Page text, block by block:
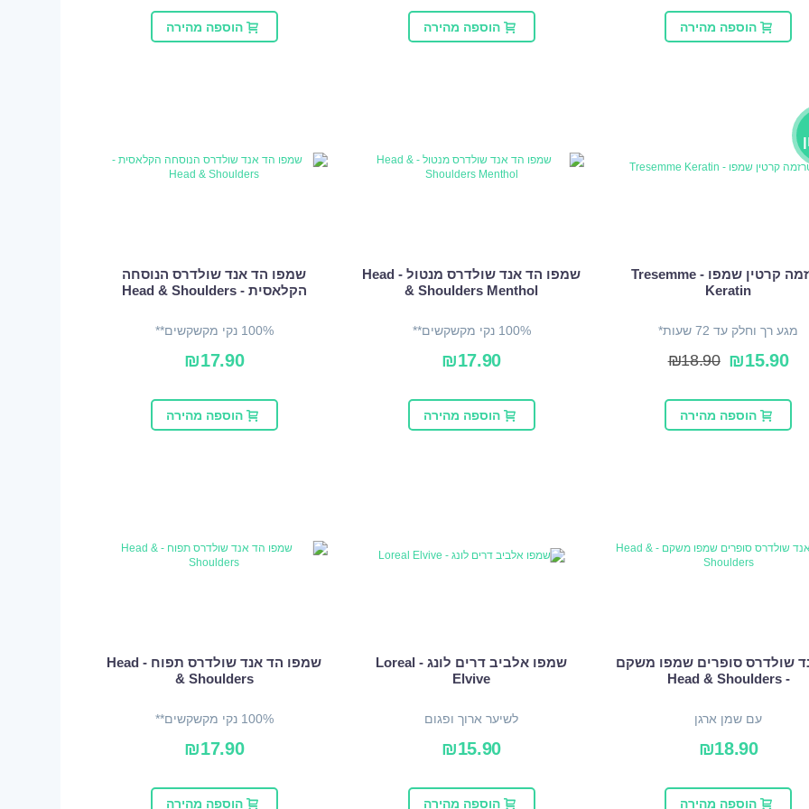
הוספה מהירה הוספה מהירה הוספה מהירה
טרזמה קרטין שמפו - Tresemme
Keratin
מגע רך וחלק עד 72 שעות*
₪15.90
₪18.90
הוספה מהירה
שמפו הד אנד שולדרס מנטול - Head
& Shoulders Menthol
100% נקי מקשקשים**
₪17.90
הוספה מהירה
שמפו הד אנד שולדרס הנוסחה
הקלאסית - Head & Shoulders
100% נקי מקשקשים**
₪17.90
הוספה מהירה
שולדרס סופרים שמפו משקם
- Head & Shoulders
עם שמן ארגן
₪18.90
הוספה מהירה
שמפו אלביב דרים לונג - Loreal
Elvive
לשיער ארוך ופגום
₪15.90
הוספה מהירה
שמפו הד אנד שולדרס תפוח - Head
& Shoulders
100% נקי מקשקשים**
₪17.90
הוספה מהירה